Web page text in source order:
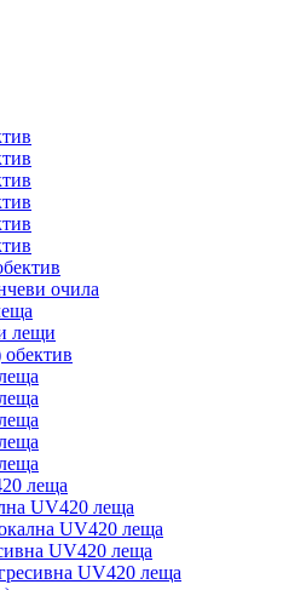
очила
лещи
леща
UV420 леща
UV420 леща
UV420 леща
UV420 леща